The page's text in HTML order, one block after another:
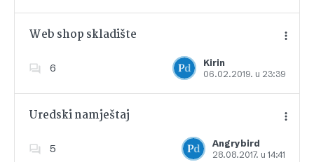
Web shop skladište
6
Kirin
06.02.2019. u 23:39
Dodajte u favorite
Uredski namještaj
5
Angrybird
28.08.2017. u 14:41
Dodajte u favorite